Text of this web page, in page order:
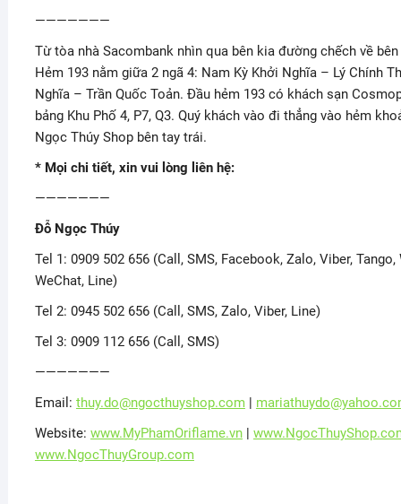
———————
Từ tòa nhà Sacombank nhìn qua bên kia đường chếch về
Hẻm 193 nằm giữa 2 ngã 4: Nam Kỳ Khởi Nghĩa – Lý Chính
Nghĩa – Trần Quốc Toản. Đầu hẻm 193 có khách sạn
bảng Khu Phố 4, P7, Q3. Quý khách vào đi thẳng vào hẻm
Ngọc Thúy Shop bên tay trái.
* Mọi chi tiết, xin vui lòng liên hệ:
———————
Đỗ Ngọc Thúy
Tel 1: 0909 502 656 (Call, SMS, Facebook, Zalo, Viber, Tango,
WeChat, Line)
Tel 2: 0945 502 656 (Call, SMS, Zalo, Viber, Line)
Tel 3: 0909 112 656 (Call, SMS)
———————
Email: thuy.do@ngocthuyshop.com|
Website: www.MyPhamOriflame.vn|
www.NgocThuyGroup.com